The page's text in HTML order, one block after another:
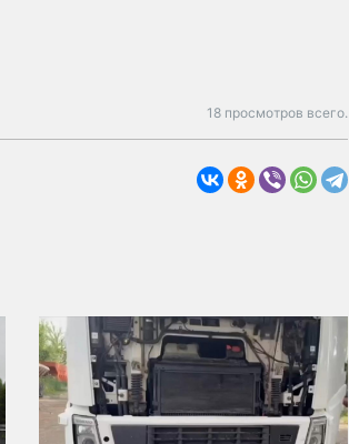
18 просмотров всего.